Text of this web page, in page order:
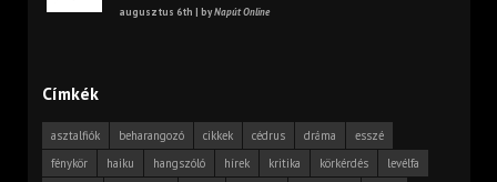
augusztus 6th | byNapút Online
Címkék
asztalfiók beharangozó cikkek cédrus dráma
esszé
fénykör
haiku hangszóló hírek kritika körkérdés
levélfa